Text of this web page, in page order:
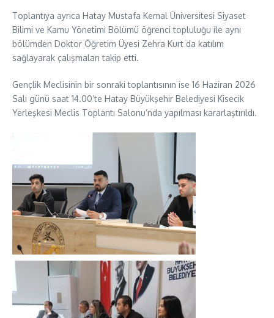
Toplantıya ayrıca Hatay Mustafa Kemal Üniversitesi Siyaset
Bilimi ve Kamu Yönetimi Bölümü öğrenci topluluğu ile aynı
bölümden Doktor Öğretim Üyesi Zehra Kurt da katılım
sağlayarak çalışmaları takip etti.
Gençlik Meclisinin bir sonraki toplantısının ise 16 Haziran 2026
Salı günü saat 14.00’te Hatay Büyükşehir Belediyesi Kisecik
Yerleşkesi Meclis Toplantı Salonu’nda yapılması kararlaştırıldı.